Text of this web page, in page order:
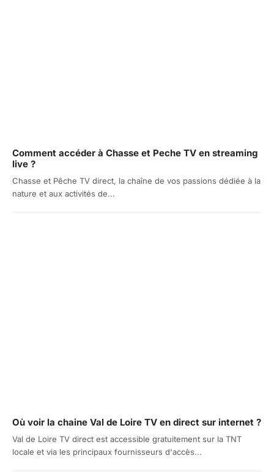
Comment accéder à Chasse et Peche TV en streaming
live ?
Chasse et Pêche TV direct, la chaîne de vos passions dédiée à la
nature et aux activités de...
Où voir la chaine Val de Loire TV en direct sur internet ?
Val de Loire TV direct est accessible gratuitement sur la TNT
locale et via les principaux fournisseurs d'accès...